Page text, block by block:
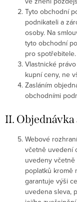
Tyto obchodní
podnikateli a
osoby. Na
tyto obchodní
pro spotřebitele.
Vlastnické
kupní ceny, ne
Zasláním
obchodními
II.
Webové
včetně uvedení
uvedeny
poplatků kromě
garantuje výši
uvedena sleva,